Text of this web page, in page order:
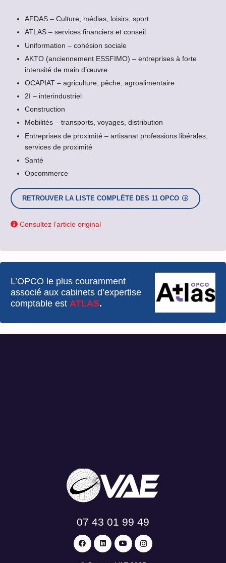
AFDAS – Culture, médias, loisirs, sport
ATLAS – services financiers et conseil
Uniformation – cohésion sociale
AKTO (anciennement ESSFIMO) – entreprises à forte
intensité de main d’œuvre
OCAPIAT – agriculture, pêche, agroalimentaire
2I – interindustriel
Construction
Mobilités – transports, voyages, distribution
Entreprises de proximité – artisanat professions libérales,
services de proximité
Santé
Opcommerce
RETROUVER LA LISTE COMPLÈTE DES 11 OPCO
Consultez l’article original
L’OPCO le plus couramment
associé aux cabinets d’expertise
comptable est ATLAS.
07 43 01 99 49